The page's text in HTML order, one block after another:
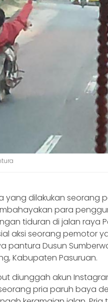
yang dilakukan seorang
para
tiduran di jalan raya
aksi seorang pemotor
pantura Dusun
Kabupaten Pasuruan.
diunggah akun
pria paruh baya